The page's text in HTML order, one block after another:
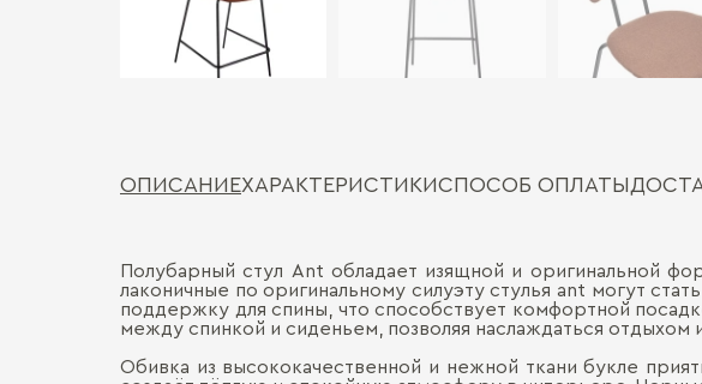
ОПИСАНИЕХАРАКТЕРИСТИКИСПОСОБ ОПЛАТЫ
Полубарный стул Ant обладает изящной и оригинальной
лаконичные по оригинальному силуэту стулья ant могут
поддержку для спины, что способствует комфортной
между спинкой и сиденьем, позволяя наслаждаться отдыхом
Обивка из высококачественной и нежной ткани букле